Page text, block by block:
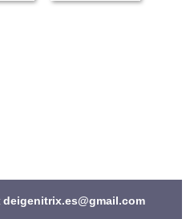
deigenitrix.es@gmail.com